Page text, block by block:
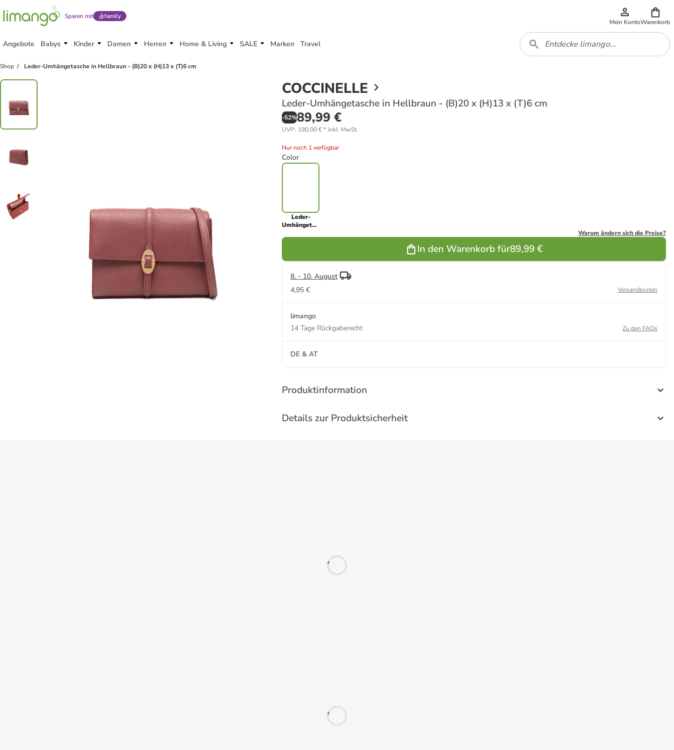
Sparen mit family
Mein KontoWarenkorb
Angebote Babys Kinder Damen Herren Home & Living SALE Marken Travel
Shop Leder-Umhängetasche in Hellbraun - (B)20 x (H)13 x (T)6 cm
COCCINELLE
Leder-Umhängetasche in Hellbraun - (B)20 x (H)13 x (T)6 cm
-52%89,99 €
UVP: 190,00 €* inkl. MwSt.
Nur noch 1 verfügbar
Color
Leder-
Umhängetasche
Warum ändern sich die Preise?
In den Warenkorb für89,99 €
8. - 10. August
4,95 €
Versandkosten
limango
14 Tage Rückgaberecht
Zu den FAQs
DE & AT
Produktinformation
Details zur Produktsicherheit